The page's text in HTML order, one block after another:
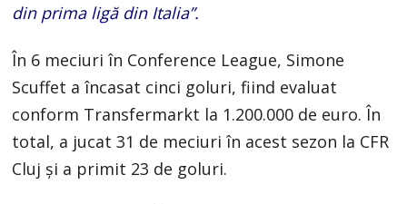
din prima ligă din Italia”.
În 6 meciuri în Conference League, Simone
Scuffet a încasat cinci goluri, fiind evaluat
conform Transfermarkt la 1.200.000 de euro. În
total, a jucat 31 de meciuri în acest sezon la CFR
Cluj și a primit 23 de goluri.